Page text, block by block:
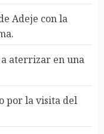
Adeje con la
aterrizar en una
por la visita del